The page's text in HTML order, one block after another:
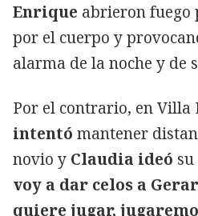
Enrique abrieron fuego
por el cuerpo y
alarma de la noche y de
Por el contrario, en Villa
intentó mantener
novio y Claudia ideó
voy a dar celos a
quiere jugar,